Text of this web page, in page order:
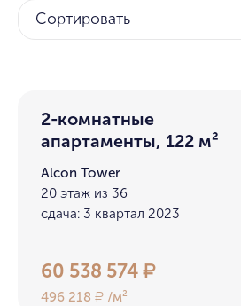
Сортировать
2-комнатные
апартаменты, 122 м²
Alcon Tower
20 этаж из 36
сдача: 3 квартал 2023
60 538 574₽
496 218₽ /м²